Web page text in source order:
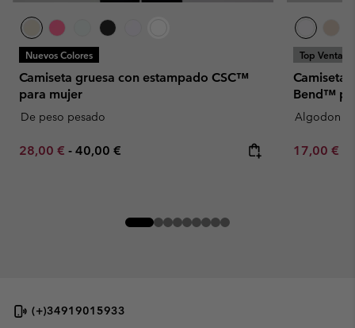
Nuevos Colores
Camiseta gruesa con estampado CSC™
para mujer
De peso pesado
Minimum sale price:
28,00 € - Maximum price:
40,00 €
Top Ventas
Camiseta
Bend™
Algodon
Minimum
17,00 €
(+)34919015933